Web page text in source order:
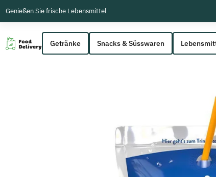
Genießen Sie frische Lebensmittel
Getränke Snacks & Süsswaren